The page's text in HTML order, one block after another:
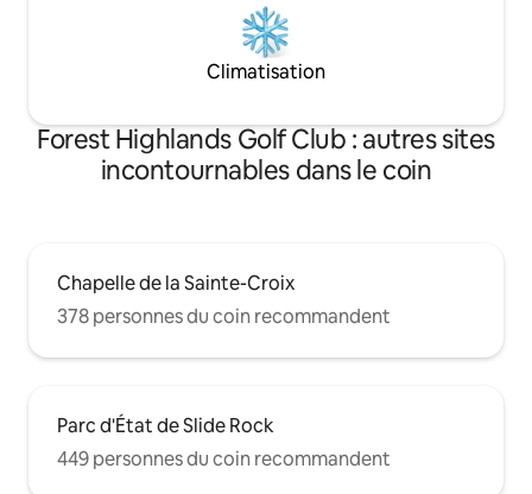
Climatisation
Forest Highlands Golf Club : autres sites
incontournables dans le coin
Chapelle de la Sainte-Croix
378 personnes du coin recommandent
Parc d'État de Slide Rock
449 personnes du coin recommandent